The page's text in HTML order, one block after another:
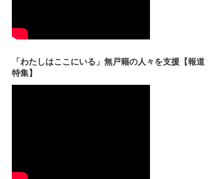
「わたしはここにいる」無戸籍の人々を支援【報道
特集】